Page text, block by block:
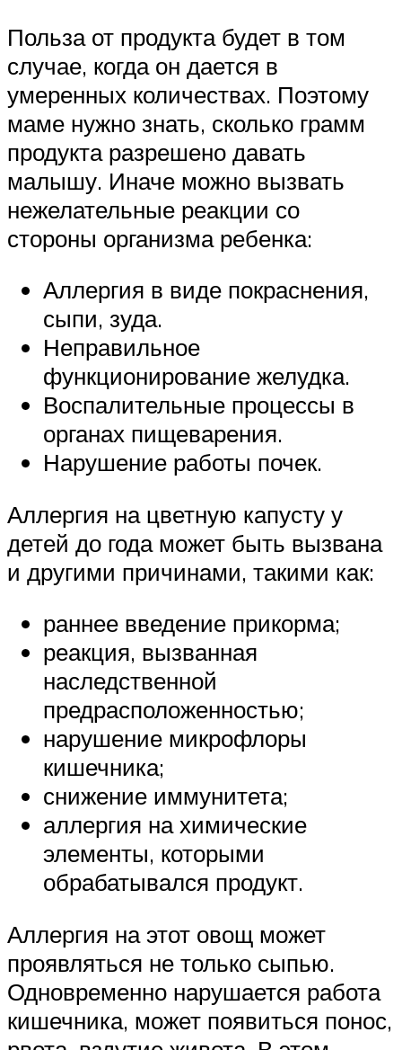
Польза от продукта будет в том
случае, когда он дается в
умеренных количествах. Поэтому
маме нужно знать, сколько грамм
продукта разрешено давать
малышу. Иначе можно вызвать
нежелательные реакции со
стороны организма ребенка:
Аллергия в виде покраснения,
сыпи, зуда.
Неправильное
функционирование желудка.
Воспалительные процессы в
органах пищеварения.
Нарушение работы почек.
Аллергия на цветную капусту у
детей до года может быть вызвана
и другими причинами, такими как:
раннее введение прикорма;
реакция, вызванная
наследственной
предрасположенностью;
нарушение микрофлоры
кишечника;
снижение иммунитета;
аллергия на химические
элементы, которыми
обрабатывался продукт.
Аллергия на этот овощ может
проявляться не только сыпью.
Одновременно нарушается работа
кишечника, может появиться понос,